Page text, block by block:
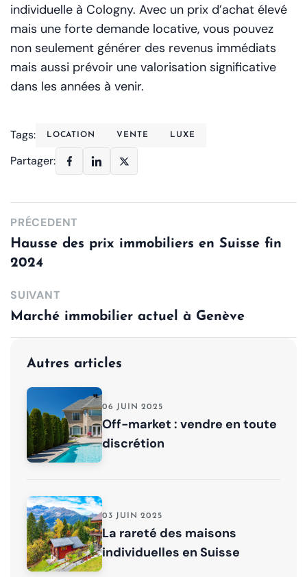
individuelle à Cologny. Avec un prix d’achat élevé
mais une forte demande locative, vous pouvez
non seulement générer des revenus immédiats
mais aussi prévoir une valorisation significative
dans les années à venir.
Tags: LOCATION VENTE LUXE
Partager:
PRÉCEDENT
Hausse des prix immobiliers en Suisse fin
2024
SUIVANT
Marché immobilier actuel à Genève
Autres articles
06 JUIN 2025
Off-market : vendre en toute
discrétion
03 JUIN 2025
La rareté des maisons
individuelles en Suisse